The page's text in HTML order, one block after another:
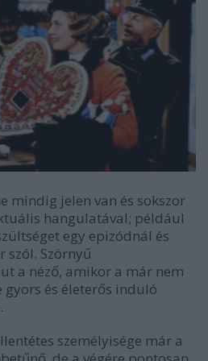
mindig jelen van és sokszor
hangulatával; például
egy epizódnál és
szól. Szörnyű
a néző, amikor a már nem
gyors és életerős induló
személyisége már a